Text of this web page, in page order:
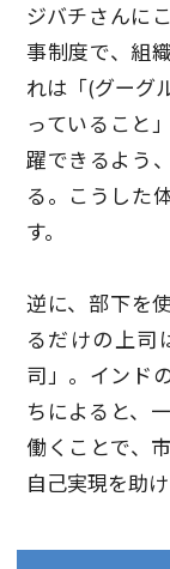
ジバチさんに
事制度で、組
れは「(グーグ
っていること
躍できるよう
る。こうした
す。
逆に、部下を
るだけの上司
司」。インド
ちによると、
働くことで、
自己実現を助